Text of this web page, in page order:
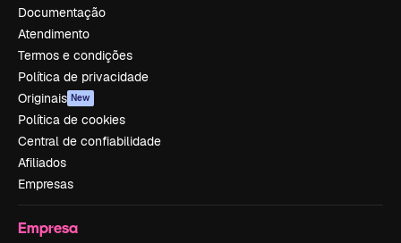
Documentação
Atendimento
Termos e condições
Política de privacidade
Originais New
Política de cookies
Central de confiabilidade
Afiliados
Empresas
Empresa